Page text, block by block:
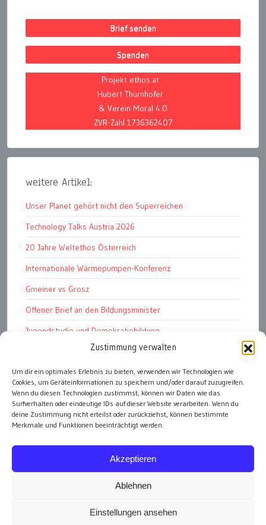
Zustimmung verwalten
Um dir ein optimales Erlebnis zu bieten, verwenden wir Technologien wie
Cookies, um Geräteinformationen zu speichern und/oder darauf zuzugreifen.
Wenn du diesen Technologien zustimmst, können wir Daten wie das
Surfverhalten oder eindeutige IDs auf dieser Website verarbeiten. Wenn du
deine Zustimmung nicht erteilst oder zurückziehst, können bestimmte
Merkmale und Funktionen beeinträchtigt werden.
Akzeptieren
Ablehnen
Einstellungen ansehen
Brief senden
Spenden
Projekt ethos.at
Hubert Thurnhofer
& Verein Moral 4.0
ZVR-Zahl 1736362407
weitere Artikel:
Unser Planet gehört nicht den Superreichen
Technology Talks Austria 2026
20 Jahre Weltethos Österreich
Internationale Wärmepumpen-Konferenz
Gmeiner vs Grosz
Offener Brief an den Bildungsminister
Jugendstudie und Demokratiebildung
Solschenizyn, Dugin und der Westen
Finanzindustrie manipuliert Schüler
Chemtrails Contrails Geoengineering
alle Artikel
Impressum